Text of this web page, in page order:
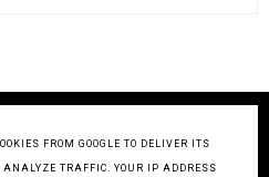
FROM GOOGLE TO DELIVER ITS
ANALYZE TRAFFIC. YOUR IP ADDRESS